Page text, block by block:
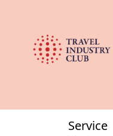
finden
👉
Gerne
unseren
oder
📥
Service